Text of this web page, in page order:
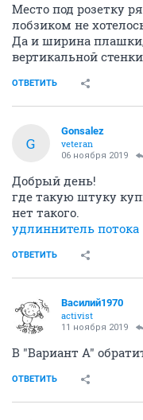
Место под розетку
лобзиком не
Да и ширина плашки,
вертикальной
ОТВЕТИТЬ
G
Gonsalez
veteran
06 ноября 2019
Добрый день!
где такую штуку
нет такого.
удлиннитель потока
ОТВЕТИТЬ
Василий1970
activist
11 ноября 2019
В "Вариант А"
ОТВЕТИТЬ